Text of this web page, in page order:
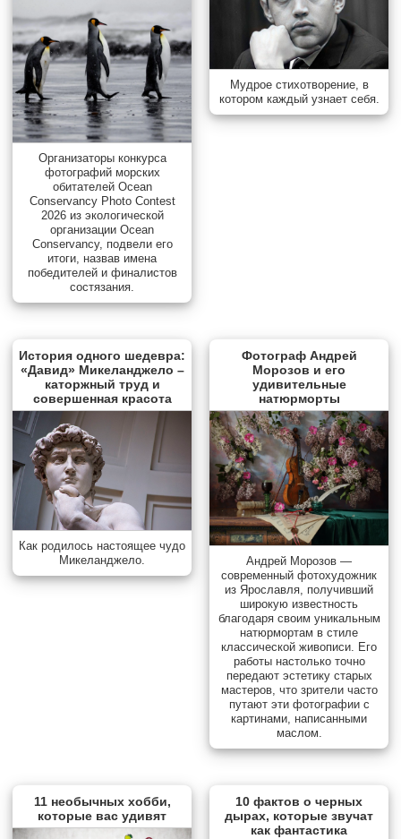
Организаторы конкурса
фотографий морских
обитателей Ocean
Conservancy Photo Contest
2026 из экологической
организации Ocean
Conservancy, подвели его
итоги, назвав имена
победителей и финалистов
состязания.
Мудрое стихотворение, в
котором каждый узнает себя.
История одного шедевра:
«Давид» Микеланджело –
каторжный труд и
совершенная красота
Как родилось настоящее чудо
Микеланджело.
Фотограф Андрей
Морозов и его
удивительные
натюрморты
Андрей Морозов —
современный фотохудожник
из Ярославля, получивший
широкую известность
благодаря своим уникальным
натюрмортам в стиле
классической живописи. Его
работы настолько точно
передают эстетику старых
мастеров, что зрители часто
путают эти фотографии с
картинами, написанными
маслом.
11 необычных хобби,
которые вас удивят
10 фактов о черных
дырах, которые звучат
как фантастика